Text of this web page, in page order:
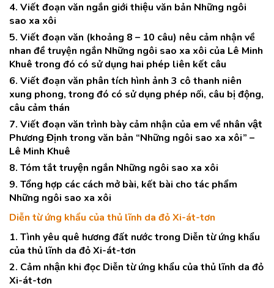
4. Viết đoạn văn ngắn giới thiệu văn bản Những ngôi
sao xa xôi
5. Viết đoạn văn (khoảng 8 – 10 câu) nêu cảm nhận về
nhan đề truyện ngắn Những ngôi sao xa xôi của Lê Minh
Khuê trong đó có sử dụng hai phép liên kết câu
6. Viết đoạn văn phân tích hình ảnh 3 cô thanh niên
xung phong, trong đó có sử dụng phép nối, câu bị động,
câu cảm thán
7. Viết đoạn văn trình bày cảm nhận của em về nhân vật
Phương Định trong văn bản “Những ngôi sao xa xôi” –
Lê Minh Khuê
8. Tóm tắt truyện ngắn Những ngôi sao xa xôi
9. Tổng hợp các cách mở bài, kết bài cho tác phẩm
Những ngôi sao xa xôi
Diễn từ ứng khẩu của thủ lĩnh da đỏ Xi-át-tơn
1. Tình yêu quê hương đất nước trong Diễn từ ứng khẩu
của thủ lĩnh da đỏ Xi-át-tơn
2. Cảm nhận khi đọc Diễn từ ứng khẩu của thủ lĩnh da đỏ
Xi-át-tơn